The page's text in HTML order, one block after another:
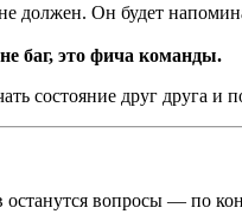
должен. Он будет
баг, это фича команды.
состояние друг друга
останутся вопросы — по